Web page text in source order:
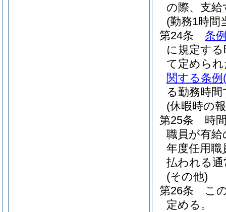
の際、支
(勤務1時間
第24条
条
に規定す
て定めら
関する条例
る勤務時
(休暇時の
第25条
時
職員が有
年度任用
払われる
(その他)
第26条
こ
定める。